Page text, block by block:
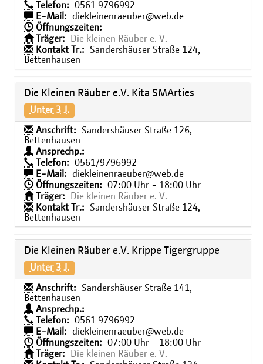
Telefon:
0561 9796992
E-Mail:
diekleinenraeuber@web.de
Öffnungszeiten:
Träger:
Die kleinen Räuber e. V.
Kontakt Tr.:
Sandershäuser Straße 124,
Bettenhausen
Die Kleinen Räuber e.V. Kita SMArties
Unter 3 J.
Anschrift:
Sandershäuser Straße 126,
Bettenhausen
Ansprechp.:
Telefon:
0561/9796992
E-Mail:
diekleinenraeuber@web.de
Öffnungszeiten:
07:00 Uhr - 18:00 Uhr
Träger:
Die kleinen Räuber e. V.
Kontakt Tr.:
Sandershäuser Straße 124,
Bettenhausen
Die Kleinen Räuber e.V. Krippe Tigergruppe
Unter 3 J.
Anschrift:
Sandershäuser Straße 141,
Bettenhausen
Ansprechp.:
Telefon:
0561 9796992
E-Mail:
diekleinenraeuber@web.de
Öffnungszeiten:
07:00 Uhr - 18:00 Uhr
Träger:
Die kleinen Räuber e. V.